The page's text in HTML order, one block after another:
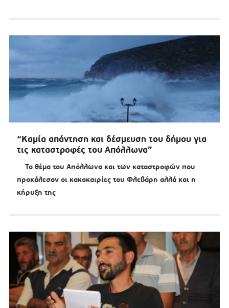
“Καμία απάντηση και δέσμευση του δήμου για
τις καταστροφές του Απόλλωνα”
Το θέμα του Απόλλωνα και των καταστροφών που
προκάλεσαν οι κακοκαιρίες του Φλεβάρη αλλά και η
κήρυξη της